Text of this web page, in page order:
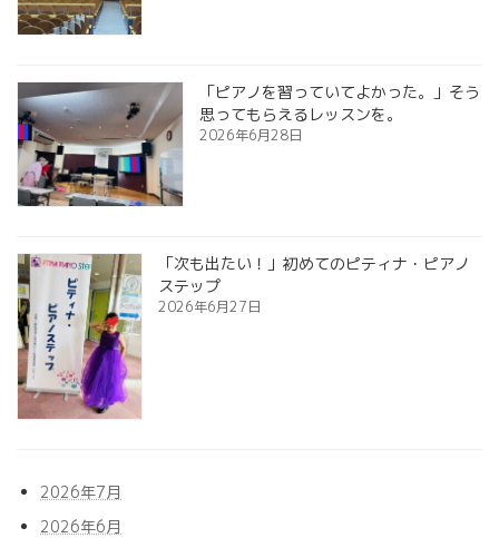
「ピアノを習っていてよかった。」そう
思ってもらえるレッスンを。
2026年6月28日
「次も出たい！」初めてのピティナ・ピアノ
ステップ
2026年6月27日
2026年7月
2026年6月